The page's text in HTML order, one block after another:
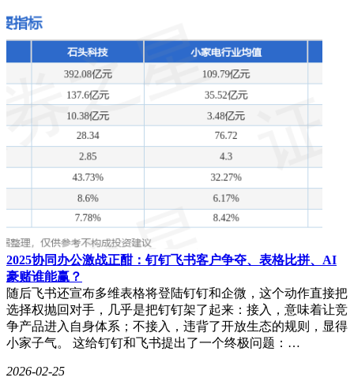
2025协同办公激战正酣：钉钉飞书客户争夺、表格比拼、AI
豪赌谁能赢？
随后飞书还宣布多维表格将登陆钉钉和企微，这个动作直接把
选择权抛回对手，几乎是把钉钉架了起来：接入，意味着让竞
争产品进入自身体系；不接入，违背了开放生态的规则，显得
小家子气。 这给钉钉和飞书提出了一个终极问题：…
2026-02-25